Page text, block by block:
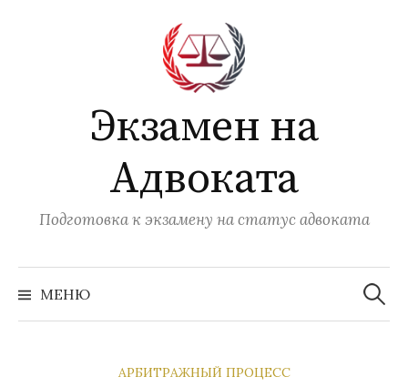
Экзамен на
Адвоката
Подготовка к экзамену на статус адвоката
МЕНЮ
Найти:
АРБИТРАЖНЫЙ ПРОЦЕСС